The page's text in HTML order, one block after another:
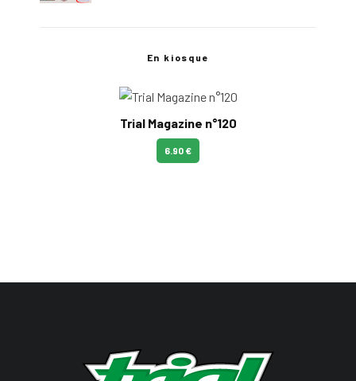
En kiosque
Trial Magazine n°120
6.90 €